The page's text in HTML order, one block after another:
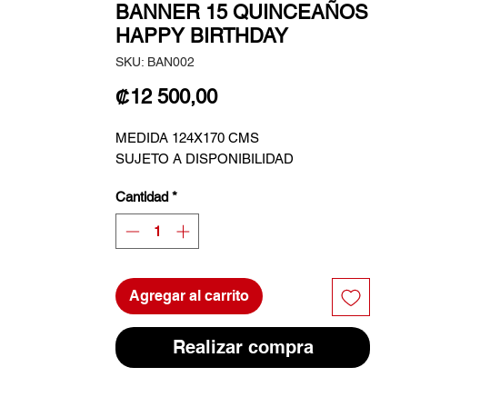
BANNER 15 QUINCEAÑOS
HAPPY BIRTHDAY
SKU: BAN002
₡12 500,00Precio
MEDIDA 124X170 CMS
SUJETO A DISPONIBILIDAD
Cantidad *
Agregar al carrito
Realizar compra